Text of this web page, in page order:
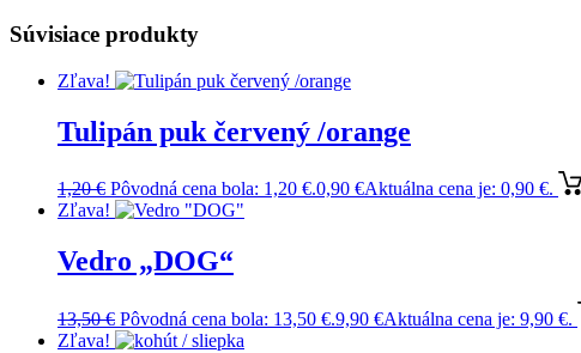
Súvisiace produkty
Zľava!
Tulipán puk červený /orange
1,20€ Pôvodná cena bola: 1,20 €.0,90 €Aktuálna cena je: 0,90 €.
Zľava!
Vedro „DOG“
13,50€ Pôvodná cena bola: 13,50 €.9,90 €Aktuálna cena je: 9,90 €.
Zľava!